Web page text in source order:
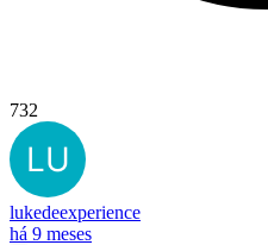
732
lukedeexperience
há 9 meses